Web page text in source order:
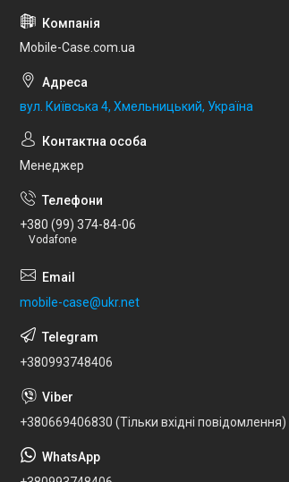
Mobile-Case.com.ua
вул. Київська 4, Хмельницький, Україна
Менеджер
+380 (99) 374-84-06
Vodafone
mobile-case@ukr.net
+380993748406
+380669406830 (Тільки вхідні повідомлення)